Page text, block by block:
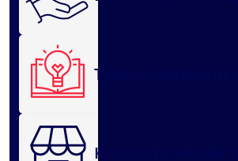
Týden vzdělávání
Královéhradecké